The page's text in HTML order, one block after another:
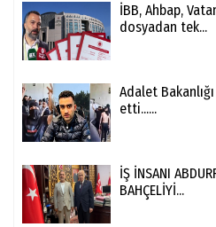
İBB, Ahbap,
dosyadan tek...
Adalet
etti......
İŞ İNSANI
BAHÇELİYİ...